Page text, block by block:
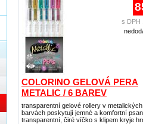
COLORINO GELOVÁ PERA
METALIC / 6 BAREV
transparentní gelové rollery v metalických
barvách poskytují jemné a komfortní
transparentní, čiré víčko s klipem kryje
s DPH